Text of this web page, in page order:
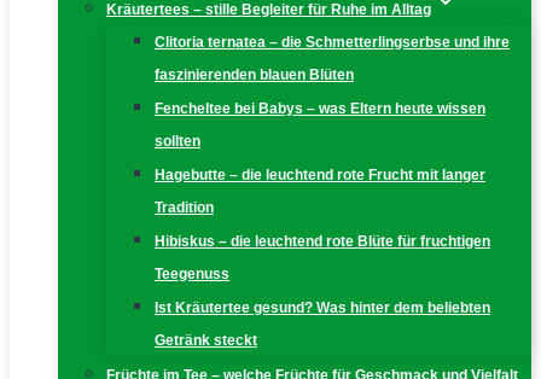
Kräutertees – stille Begleiter für Ruhe im Alltag
Clitoria ternatea – die Schmetterlingserbse und ihre
faszinierenden blauen Blüten
Fencheltee bei Babys – was Eltern heute wissen
sollten
Hagebutte – die leuchtend rote Frucht mit langer
Tradition
Hibiskus – die leuchtend rote Blüte für fruchtigen
Teegenuss
Ist Kräutertee gesund? Was hinter dem beliebten
Getränk steckt
Früchte im Tee – welche Früchte für Geschmack und Vielfalt